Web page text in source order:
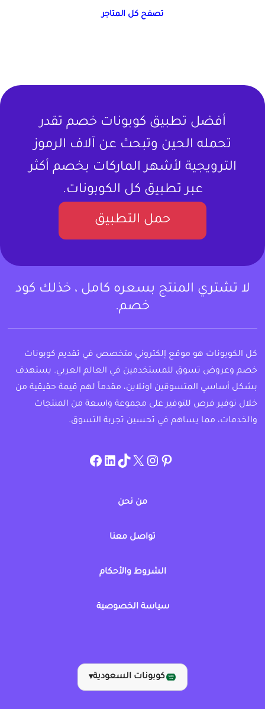
تصفح كل المتاجر
أفضل تطبيق كوبونات خصم تقدر
تحمله الحين وتبحث عن آلاف الرموز
الترويجية لأشهر الماركات بخصم أكثر
عبر تطبيق كل الكوبونات.
حمل التطبيق
لا تشتري المنتج بسعره كامل ، خذلك كود
خصم.
كل الكوبونات هو موقع إلكتروني متخصص في تقديم كوبونات
خصم وعروض تسوق للمستخدمين في العالم العربي. يستهدف
بشكل أساسي المتسوقين اونلاين، مقدماً لهم قيمة حقيقية من
خلال توفير فرص للتوفير على مجموعة واسعة من المنتجات
والخدمات، مما يساهم في تحسين تجربة التسوق.
pinterest
allcouponat
twitter
TikTok
linkedin
facebook
من نحن
تواصل معنا
الشروط والأحكام
سياسة الخصوصية
كوبونات السعودية▾